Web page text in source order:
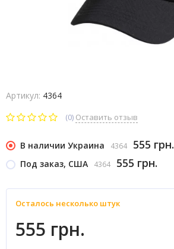
Артикул: 4364
(0) Оставить отзыв
В наличии Украина 4364 555 грн.
Под заказ, США 4364 555 грн.
Осталось несколько штук
555 грн.